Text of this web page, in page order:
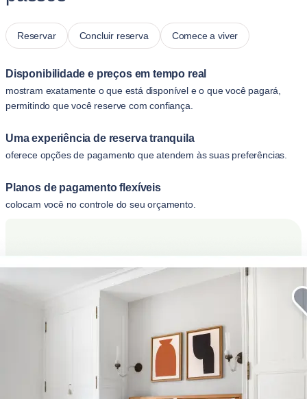
Reservar Concluir reserva Comece a viver
Disponibilidade e preços em tempo real
mostram exatamente o que está disponível e o que você pagará,
permitindo que você reserve com confiança.
Uma experiência de reserva tranquila
oferece opções de pagamento que atendem às suas preferências.
Planos de pagamento flexíveis
colocam você no controle do seu orçamento.